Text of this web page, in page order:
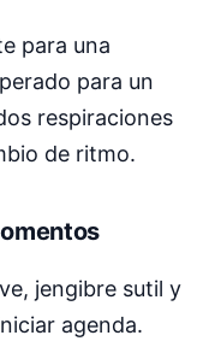
para una
para un
respiraciones
de ritmo.
jengibre sutil y
agenda.